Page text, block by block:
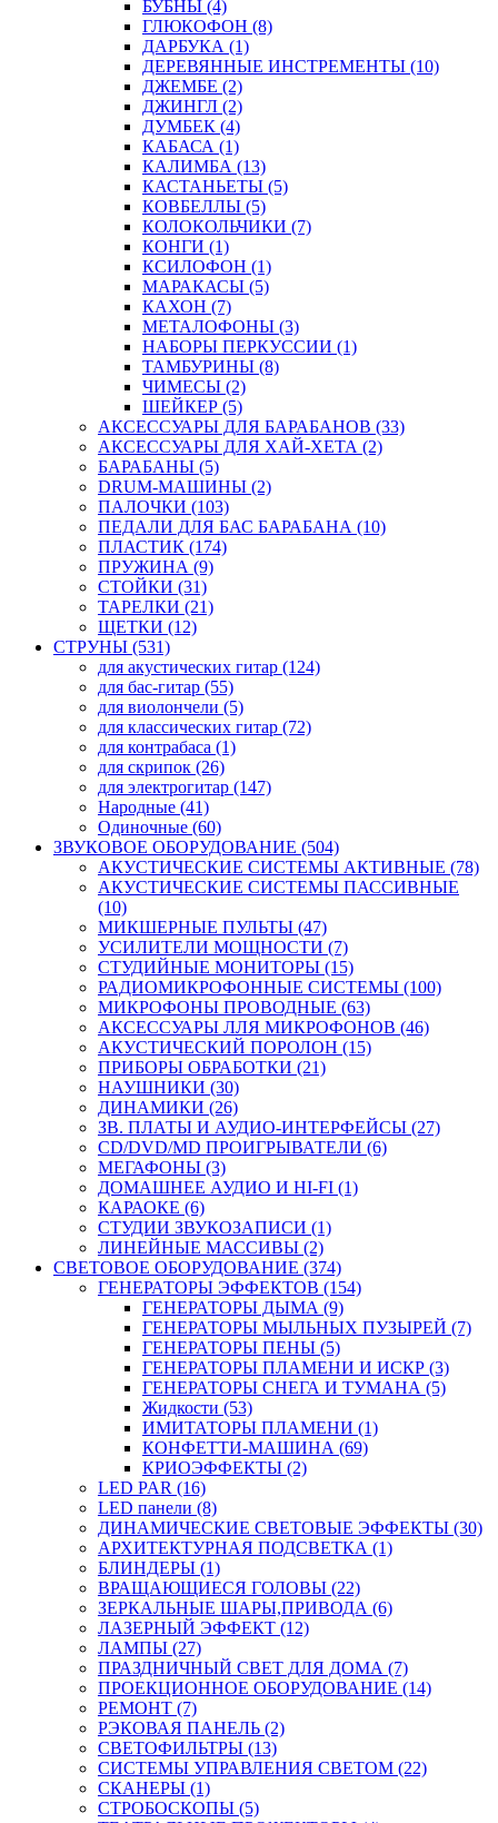
БУБНЫ (4)
ГЛЮКОФОН (8)
ДАРБУКА (1)
ДЕРЕВЯННЫЕ ИНСТРЕМЕНТЫ (10)
ДЖЕМБЕ (2)
ДЖИНГЛ (2)
ДУМБЕК (4)
КАБАСА (1)
КАЛИМБА (13)
КАСТАНЬЕТЫ (5)
КОВБЕЛЛЫ (5)
КОЛОКОЛЬЧИКИ (7)
КОНГИ (1)
КСИЛОФОН (1)
МАРАКАСЫ (5)
КАХОН (7)
МЕТАЛОФОНЫ (3)
НАБОРЫ ПЕРКУССИИ (1)
ТАМБУРИНЫ (8)
ЧИМЕСЫ (2)
ШЕЙКЕР (5)
АКСЕССУАРЫ ДЛЯ БАРАБАНОВ (33)
АКСЕССУАРЫ ДЛЯ ХАЙ-ХЕТА (2)
БАРАБАНЫ (5)
DRUM-МАШИНЫ (2)
ПАЛОЧКИ (103)
ПЕДАЛИ ДЛЯ БАС БАРАБАНА (10)
ПЛАСТИК (174)
ПРУЖИНА (9)
СТОЙКИ (31)
ТАРЕЛКИ (21)
ЩЕТКИ (12)
СТРУНЫ (531)
для акустических гитар (124)
для бас-гитар (55)
для виолончели (5)
для классических гитар (72)
для контрабаса (1)
для скрипок (26)
для электрогитар (147)
Народные (41)
Одиночные (60)
ЗВУКОВОЕ ОБОРУДОВАНИЕ (504)
АКУСТИЧЕСКИЕ СИСТЕМЫ АКТИВНЫЕ (78)
АКУСТИЧЕСКИЕ СИСТЕМЫ ПАССИВНЫЕ
(10)
МИКШЕРНЫЕ ПУЛЬТЫ (47)
УСИЛИТЕЛИ МОЩНОСТИ (7)
СТУДИЙНЫЕ МОНИТОРЫ (15)
РАДИОМИКРОФОННЫЕ СИСТЕМЫ (100)
МИКРОФОНЫ ПРОВОДНЫЕ (63)
АКСЕССУАРЫ ЛЛЯ МИКРОФОНОВ (46)
АКУСТИЧЕСКИЙ ПОРОЛОН (15)
ПРИБОРЫ ОБРАБОТКИ (21)
НАУШНИКИ (30)
ДИНАМИКИ (26)
ЗВ. ПЛАТЫ И АУДИО-ИНТЕРФЕЙСЫ (27)
CD/DVD/MD ПРОИГРЫВАТЕЛИ (6)
МЕГАФОНЫ (3)
ДОМАШНЕЕ АУДИО И HI-FI (1)
КАРАОКЕ (6)
СТУДИИ ЗВУКОЗАПИСИ (1)
ЛИНЕЙНЫЕ МАССИВЫ (2)
СВЕТОВОЕ ОБОРУДОВАНИЕ (374)
ГЕНЕРАТОРЫ ЭФФЕКТОВ (154)
ГЕНЕРАТОРЫ ДЫМА (9)
ГЕНЕРАТОРЫ МЫЛЬНЫХ ПУЗЫРЕЙ (7)
ГЕНЕРАТОРЫ ПЕНЫ (5)
ГЕНЕРАТОРЫ ПЛАМЕНИ И ИСКР (3)
ГЕНЕРАТОРЫ СНЕГА И ТУМАНА (5)
Жидкости (53)
ИМИТАТОРЫ ПЛАМЕНИ (1)
КОНФЕТТИ-МАШИНА (69)
КРИОЭФФЕКТЫ (2)
LED PAR (16)
LED панели (8)
ДИНАМИЧЕСКИЕ СВЕТОВЫЕ ЭФФЕКТЫ (30)
АРХИТЕКТУРНАЯ ПОДСВЕТКА (1)
БЛИНДЕРЫ (1)
ВРАЩАЮЩИЕСЯ ГОЛОВЫ (22)
ЗЕРКАЛЬНЫЕ ШАРЫ,ПРИВОДА (6)
ЛАЗЕРНЫЙ ЭФФЕКТ (12)
ЛАМПЫ (27)
ПРАЗДНИЧНЫЙ СВЕТ ДЛЯ ДОМА (7)
ПРОЕКЦИОННОЕ ОБОРУДОВАНИЕ (14)
РЕМОНТ (7)
РЭКОВАЯ ПАНЕЛЬ (2)
СВЕТОФИЛЬТРЫ (13)
СИСТЕМЫ УПРАВЛЕНИЯ СВЕТОМ (22)
СКАНЕРЫ (1)
СТРОБОСКОПЫ (5)